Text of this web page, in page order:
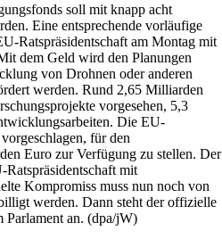
soll mit knapp acht
Eine entsprechende vorläufige
Ratspräsidentschaft am Montag mit
dem Geld wird den Planungen
von Drohnen oder anderen
werden. Rund 2,65 Milliarden
vorgesehen, 5,3
Die EU-
für den
Euro zur Verfügung zu stellen. Der
Ratspräsidentschaft mit
Kompromiss muss nun noch von
werden. Dann steht der offizielle
Parlament an. (dpa/jW)